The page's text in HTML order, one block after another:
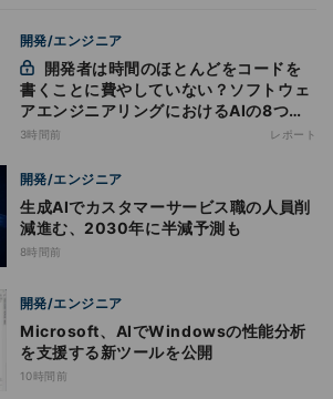
開発/エンジニア
書くことに費やしていない？ソフトウェ
アエンジニアリングにおけるAIの8つの
神話への賛否
3時間前 レポート
開発/エンジニア
生成AIでカスタマーサービス職の人員削
減進む、2030年に半減予測も
8時間前
開発/エンジニア
Microsoft、AIでWindowsの性能分析
を支援する新ツールを公開
10時間前